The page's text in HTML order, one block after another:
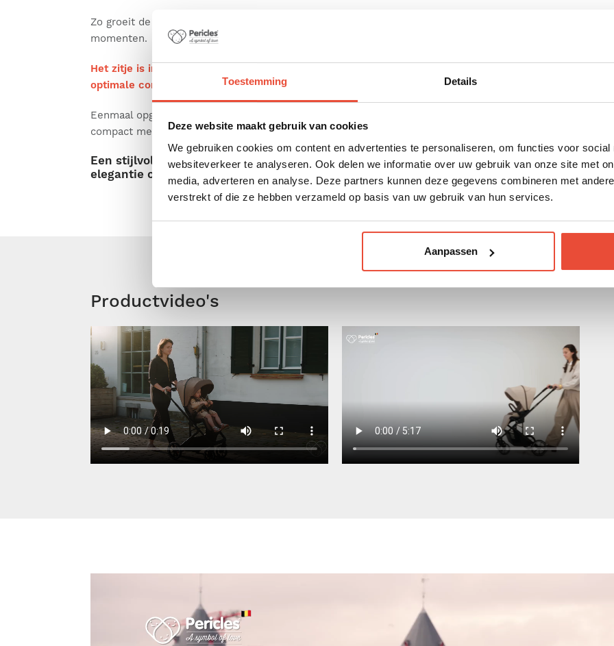
Toestemming Details
Deze website maakt gebruik van cookies
We gebruiken cookies om content en advertenties te personaliseren, om functies voor social
websiteverkeer te analyseren. Ook delen we informatie over uw gebruik van onze site met
media, adverteren en analyse. Deze partners kunnen deze gegevens combineren met
verstrekt of die ze hebben verzameld op basis van uw gebruik van hun services.
Aanpassen
Zo groeit de Juno 2.0 met je kindje mee vanaf de allereerste
momenten.
Het zitje is in de hoogte verstelbaar met 2 standen, zodat je steeds het
optimale comfort en contact met je baby behoudt.
Eenmaal opgevouwen blijft de Juno 2.0 zelfstandig rechtstaan –
compact met afmetingen van 70 x 54 x 35 cm.
Een stijlvolle en praktische stadswagen die moeiteloos
elegantie combineert met dagelijks comfort.
Productvideo's